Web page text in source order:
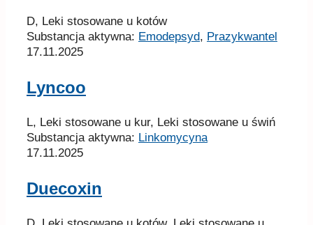
D, Leki stosowane u kotów
Substancja aktywna: Emodepsyd, Prazykwantel
17.11.2025
Lyncoo
L, Leki stosowane u kur, Leki stosowane u świń
Substancja aktywna: Linkomycyna
17.11.2025
Duecoxin